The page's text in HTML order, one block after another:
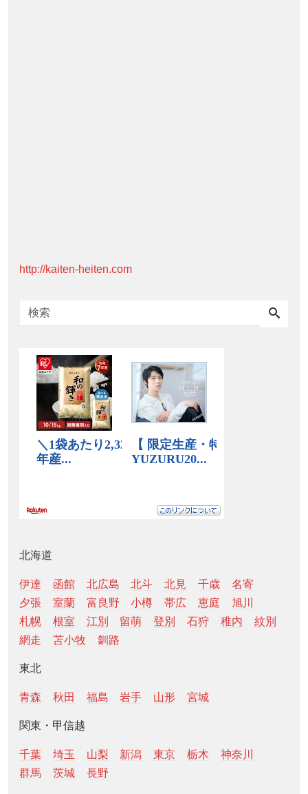
http://kaiten-heiten.com
北海道
伊達 函館 北広島 北斗 北見 千歳
名寄
夕張
室蘭 富良野 小樽 帯広 恵庭
旭川
札幌
根室 江別 留萌 登別 石狩 稚内
紋別
網走
苫小牧 釧路
東北
青森 秋田 福島 岩手 山形 宮城
関東・甲信越
千葉 埼玉 山梨 新潟 東京 栃木
神奈川
群馬
茨城 長野